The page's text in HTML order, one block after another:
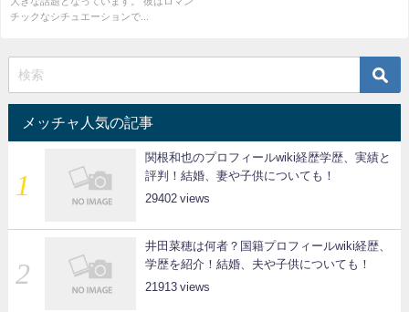
チックなシチュエーションで...
メッチャ人気の記事
関根和也のプロフィールwiki経歴学歴、実績と
評判！結婚、妻や子供についても！
29402
井田菜穂は何者？国籍プロフィールwiki経歴、
学歴を紹介！結婚、夫や子供についても！
21913